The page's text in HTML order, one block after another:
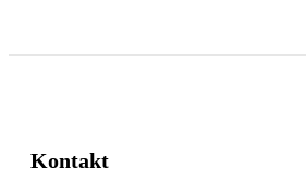
Kontakt